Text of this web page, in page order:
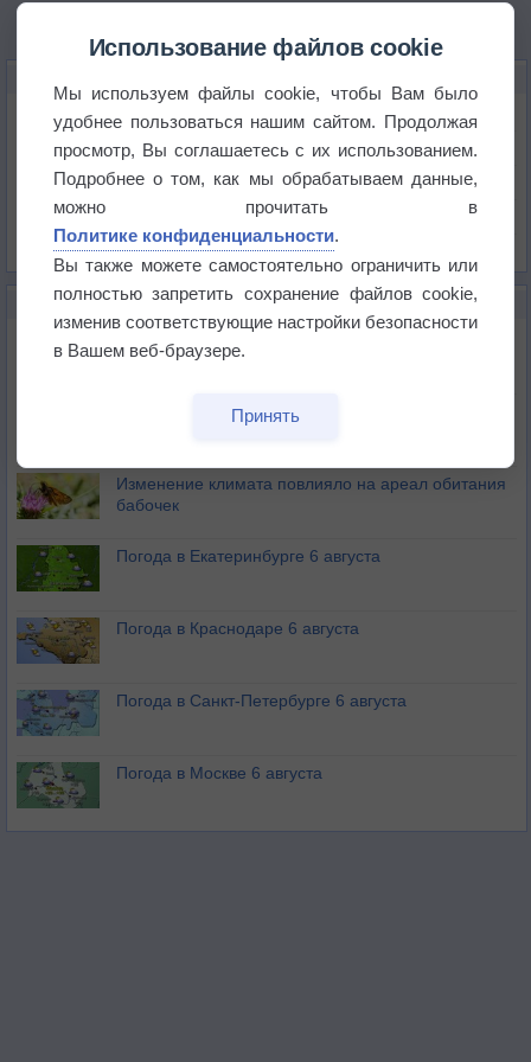
Температура
Давление
Осадки
Облачность
Список всех карт
НОВОЕ О ПОГОДЕ
Атмосфера начала замерзать
В Приморье обнаружены морские волны тепла
Изменение климата повлияло на ареал обитания
бабочек
Погода в Екатеринбурге 6 августа
Погода в Краснодаре 6 августа
Погода в Санкт-Петербурге 6 августа
Погода в Москве 6 августа
Использование файлов cookie
Мы используем файлы cookie, чтобы Вам было
удобнее пользоваться нашим сайтом. Продолжая
просмотр, Вы соглашаетесь с их использованием.
Подробнее о том, как мы обрабатываем данные,
можно прочитать в
Политике конфиденциальности.
Вы также можете самостоятельно ограничить или
полностью запретить сохранение файлов cookie,
изменив соответствующие настройки безопасности
в Вашем веб-браузере.
Принять